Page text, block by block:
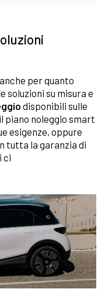
per quanto
soluzioni su misura e
disponibili sulle
piano noleggio smart
esigenze, oppure
tutta la garanzia di
ci